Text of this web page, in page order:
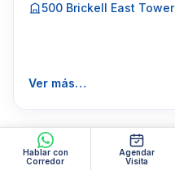
Hablar con
Corredor
Agendar
Visita
500 Brickell East Tower
Ver más…
BRICKELL KEY